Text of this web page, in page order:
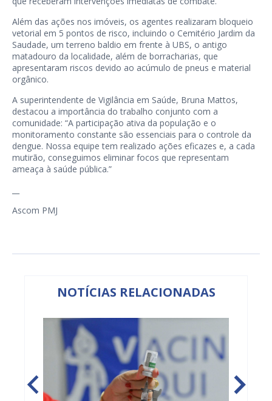
Além das ações nos imóveis, os agentes realizaram bloqueio
vetorial em 5 pontos de risco, incluindo o Cemitério Jardim da
Saudade, um terreno baldio em frente à UBS, o antigo
matadouro da localidade, além de borracharias, que
apresentaram riscos devido ao acúmulo de pneus e material
orgânico.
A superintendente de Vigilância em Saúde, Bruna Mattos,
destacou a importância do trabalho conjunto com a
comunidade: “A participação ativa da população e o
monitoramento constante são essenciais para o controle da
dengue. Nossa equipe tem realizado ações eficazes e, a cada
mutirão, conseguimos eliminar focos que representam
ameaça à saúde pública.”
Ascom PMJ
NOTÍCIAS RELACIONADAS